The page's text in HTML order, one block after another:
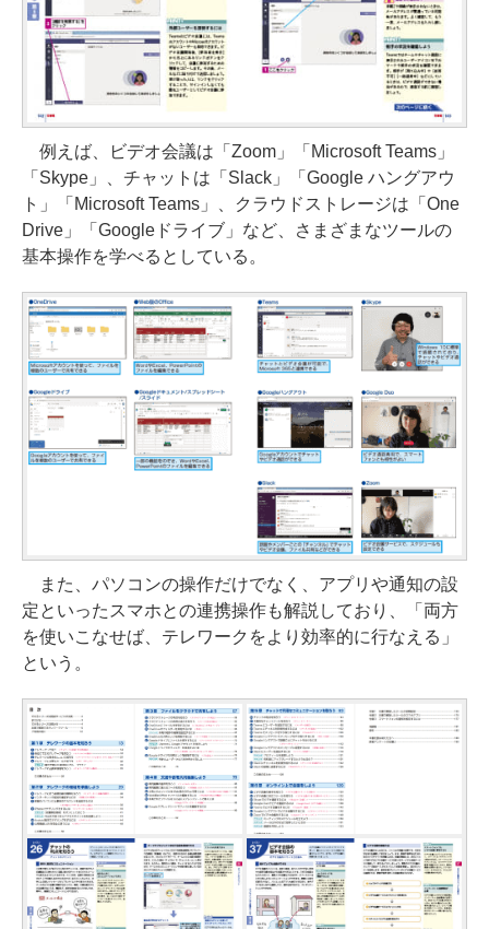
例えば、ビデオ会議は「Zoom」「Microsoft Teams」
「Skype」、チャットは「Slack」「Google ハングアウ
ト」「Microsoft Teams」、クラウドストレージは「One
Drive」「Googleドライブ」など、さまざまなツールの
基本操作を学べるとしている。
また、パソコンの操作だけでなく、アプリや通知の設
定といったスマホとの連携操作も解説しており、「両方
を使いこなせば、テレワークをより効率的に行なえる」
という。